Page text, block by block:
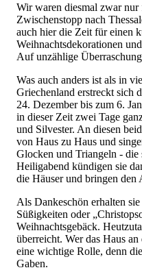
Wir waren diesmal zwar nur
Zwischenstopp nach
auch hier die Zeit für einen
Weihnachtsdekorationen
Auf unzählige
Was auch anders ist als in
Griechenland erstreckt sich
24. Dezember bis zum 6.
in dieser Zeit zwei Tage
und Silvester. An diesen
von Haus zu Haus und
Glocken und Triangeln -
Heiligabend kündigen sie
die Häuser und bringen
Als Dankeschön erhalten
Süßigkeiten oder
Weihnachtsgebäck.
überreicht. Wer das Haus
eine wichtige Rolle, denn
Gaben.